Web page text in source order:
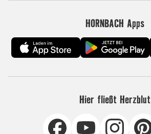
HORNBACH Apps
Hier fließt Herzblut